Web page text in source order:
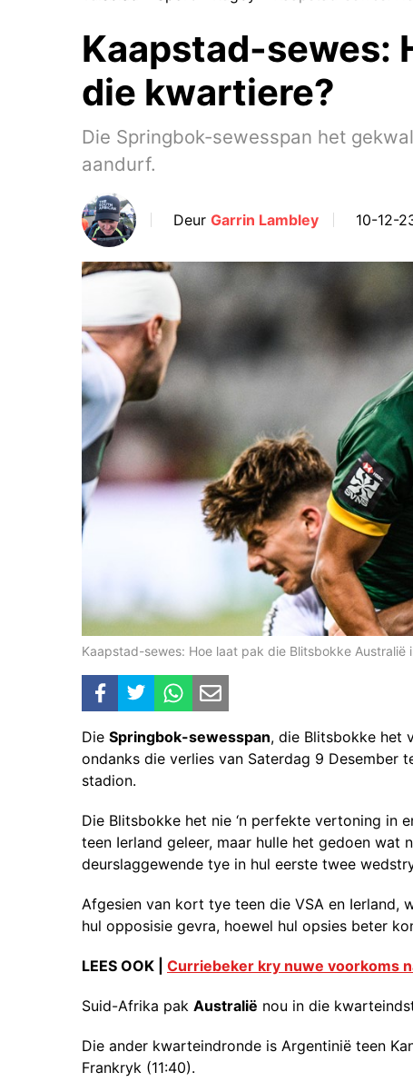
Kaapstad-sewes:
die kwartiere?
Die Springbok-sewesspan het
aandurf.
Deur Garrin Lambley 10-12-
Kaapstad-sewes: Hoe laat pak die Blitsbokke Australië
Die Springbok-sewesspan, die Blitsbokke het
ondanks die verlies van Saterdag 9 Desember
stadion.
Die Blitsbokke het nie ‘n perfekte vertoning in
teen Ierland geleer, maar hulle het gedoen
deurslaggewende tye in hul eerste twee
Afgesien van kort tye teen die VSA en Ierland,
hul opposisie gevra, hoewel hul opsies beter
LEES OOK | Curriebeker kry nuwe voorkoms
Suid-Afrika pak Australië nou in die
Die ander kwarteindronde is Argentinië teen
Frankryk (11:40).